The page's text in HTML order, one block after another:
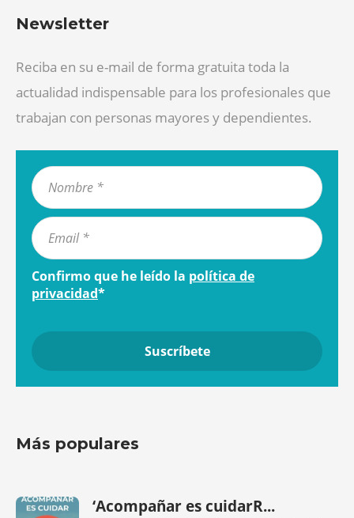
Newsletter
Reciba en su e-mail de forma gratuita toda la
actualidad indispensable para los profesionales que
trabajan con personas mayores y dependientes.
Confirmo que he leído la política de
privacidad*
Más populares
‘Acompañar es cuidarR...